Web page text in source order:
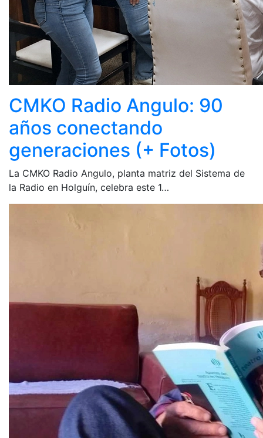
CMKO Radio Angulo: 90
años conectando
generaciones (+ Fotos)
La CMKO Radio Angulo, planta matriz del Sistema de
la Radio en Holguín, celebra este 1…